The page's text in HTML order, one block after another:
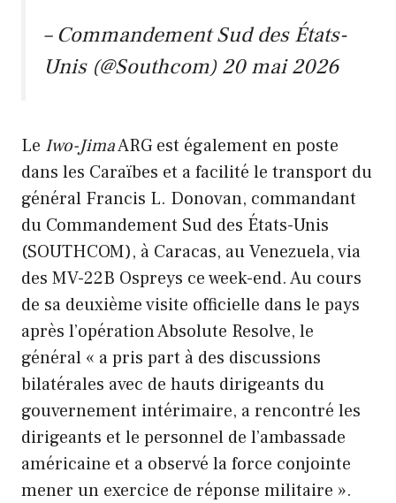
– Commandement Sud des États-
Unis (@Southcom)20 mai 2026
Le Iwo-JimaARG est également en poste
dans les Caraïbes et a facilité le transport du
général Francis L. Donovan, commandant
du Commandement Sud des États-Unis
(SOUTHCOM), à Caracas, au Venezuela, via
des MV-22B Ospreys ce week-end. Au cours
de sa deuxième visite officielle dans le pays
après l’opération Absolute Resolve, le
général « a pris part à des discussions
bilatérales avec de hauts dirigeants du
gouvernement intérimaire, a rencontré les
dirigeants et le personnel de l’ambassade
américaine et a observé la force conjointe
mener un exercice de réponse militaire ».